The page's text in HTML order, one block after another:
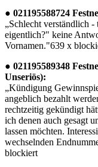
● 021195588724
„Schlecht verständlich
eigentlich?" keine
Vornamen."639 x
● 021195589348
Unseriös):
„Kündigung
angeblich bezahlt
rechtzeitig gekündigt
ich denen auch gesagt
lassen möchten.
wechselnden
blockiert